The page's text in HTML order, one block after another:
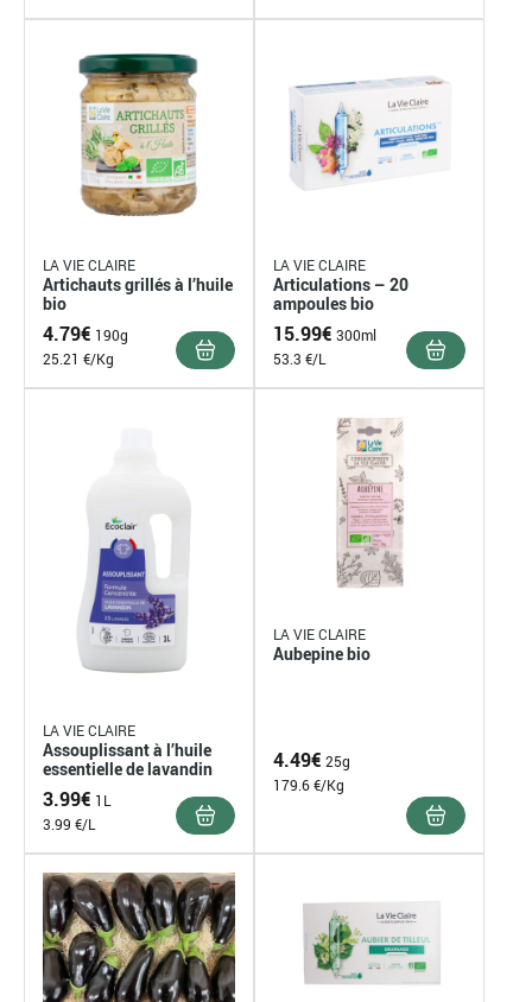
LA VIE CLAIRE
Artichauts grillés à l’huile
bio
4.79€ 190g
25.21 €/Kg
LA VIE CLAIRE
Articulations – 20
ampoules bio
15.99€ 300ml
53.3 €/L
LA VIE CLAIRE
Assouplissant à l’huile
essentielle de lavandin
3.99€ 1L
3.99 €/L
LA VIE CLAIRE
Aubepine bio
4.49€ 25g
179.6 €/Kg